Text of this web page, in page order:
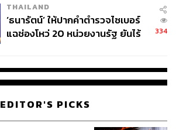
จ่ายหนี้-แอบระบุแบรนด์
THAILAND
‘ธนารัตน์’ ให้ปากคำตำรวจไซเบอร์
แฉช่องโหว่ 20 หน่วยงานรัฐ ยันไร้
334
EDITOR'S PICKS